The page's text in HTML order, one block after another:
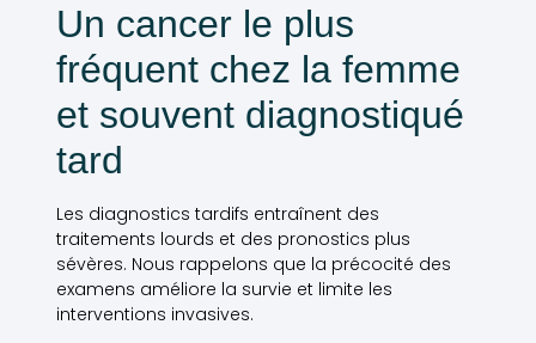
Un cancer le plus
fréquent chez la femme
et souvent diagnostiqué
tard
Les diagnostics tardifs entraînent des
traitements lourds et des pronostics plus
sévères. Nous rappelons que la précocité des
examens améliore la survie et limite les
interventions invasives.